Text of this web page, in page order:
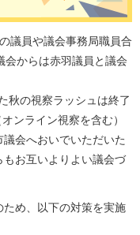
議員や議会事務局職員合
会からは赤羽議員と議会
秋の視察ラッシュは終了
ンライン視察を含む）
会へおいでいただいた
お互いよりよい議会づ
め、以下の対策を実施